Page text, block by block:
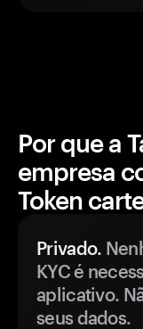
Por que a
empresa
Token
Privado.
KYC é
aplicativo.
seus dados.